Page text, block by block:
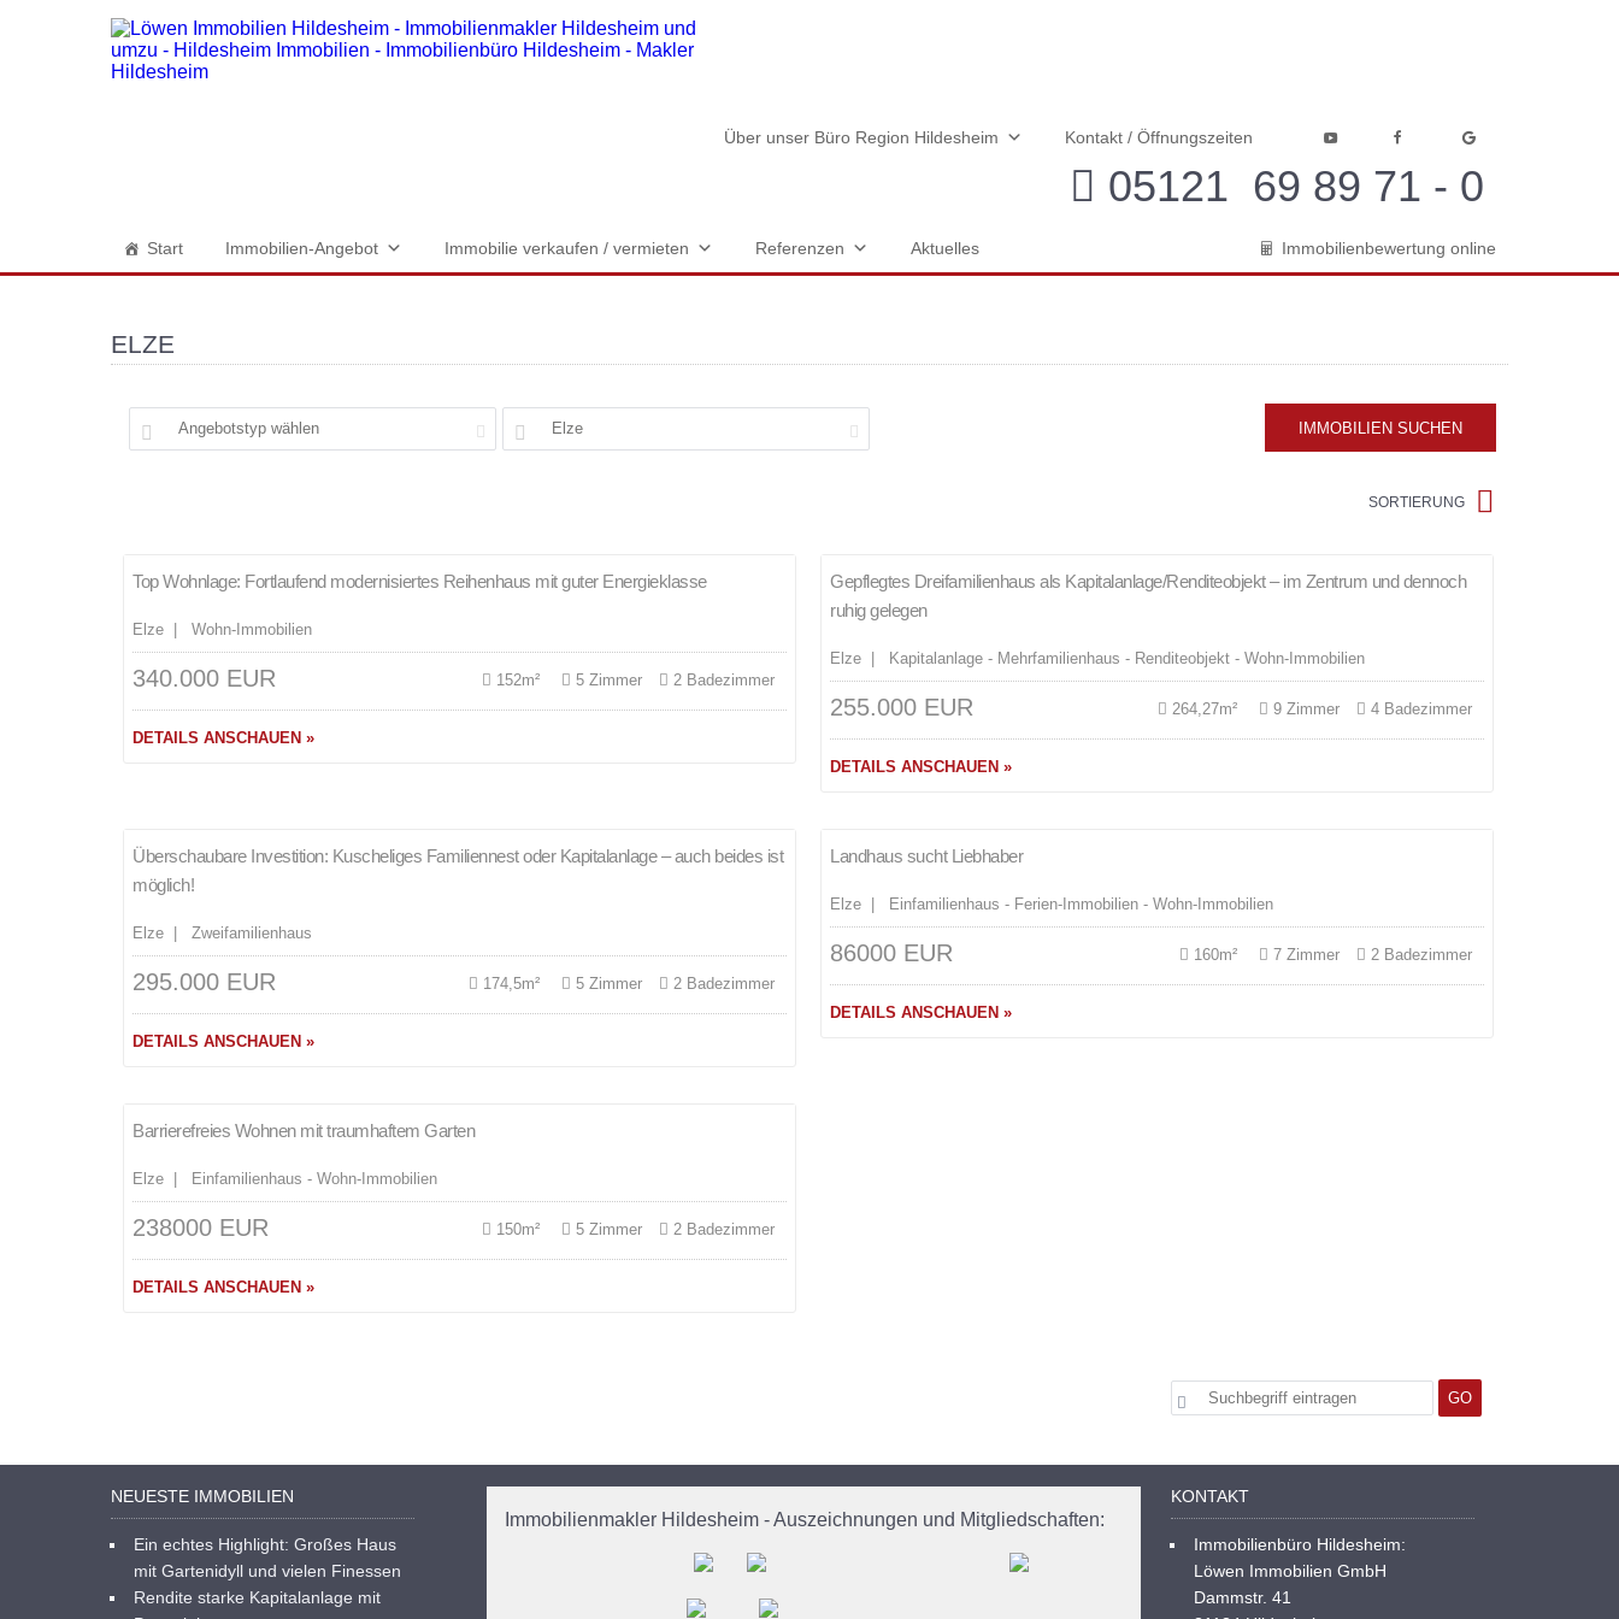
Über unser Büro Region Hildesheim Kontakt / Öffnungszeiten
05121 69 89 71 - 0
Start Immobilien-Angebot Immobilie verkaufen / vermieten Referenzen Aktuelles Immobilienbewertung online
ELZE
Angebotstyp wählen Elze IMMOBILIEN SUCHEN
SORTIERUNG
Top Wohnlage: Fortlaufend modernisiertes Reihenhaus mit guter Energieklasse
Elze | Wohn-Immobilien
340.000 EUR 152m² 5 Zimmer 2 Badezimmer
DETAILS ANSCHAUEN »
Gepflegtes Dreifamilienhaus als Kapitalanlage/Renditeobjekt – im Zentrum und dennoch
ruhig gelegen
Elze | Kapitalanlage - Mehrfamilienhaus - Renditeobjekt - Wohn-Immobilien
255.000 EUR 264,27m² 9 Zimmer 4 Badezimmer
DETAILS ANSCHAUEN »
Überschaubare Investition: Kuscheliges Familiennest oder Kapitalanlage – auch beides ist
möglich!
Elze | Zweifamilienhaus
295.000 EUR 174,5m² 5 Zimmer 2 Badezimmer
DETAILS ANSCHAUEN »
Landhaus sucht Liebhaber
Elze | Einfamilienhaus - Ferien-Immobilien - Wohn-Immobilien
86000 EUR 160m² 7 Zimmer 2 Badezimmer
DETAILS ANSCHAUEN »
Barrierefreies Wohnen mit traumhaftem Garten
Elze | Einfamilienhaus - Wohn-Immobilien
238000 EUR 150m² 5 Zimmer 2 Badezimmer
DETAILS ANSCHAUEN »
NEUESTE IMMOBILIEN
Ein echtes Highlight: Großes Haus
mit Gartenidyll und vielen Finessen
Rendite starke Kapitalanlage mit
Immobilienmakler Hildesheim - Auszeichnungen und Mitgliedschaften:
KONTAKT
Immobilienbüro Hildesheim:
Löwen Immobilien GmbH
Dammstr. 41